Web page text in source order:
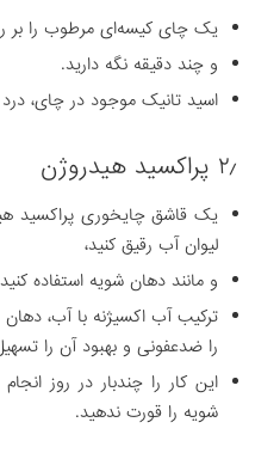
یک چای کیسه‌ای مرطوب را بر
و چند دقیقه نگه دارید.
اسید تانیک موجود در چای،
۲٫ پراکسید هیدروژن
یک قاشق چایخوری پراکسید
لیوان آب رقیق کنید،
و مانند دهان شویه استفاده
ترکیب آب اکسیژنه با آب،
را ضدعفونی و بهبود آن را
این کار را چندبار در روز
شویه را قورت ندهید.